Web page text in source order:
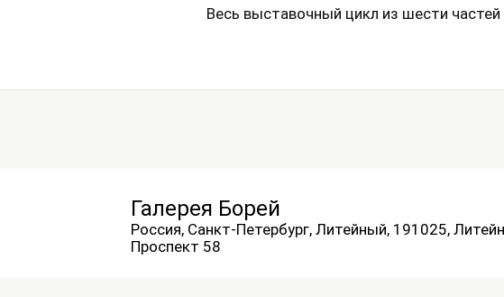
Весь выставочный цикл из шести
Галерея Борей
Россия, Санкт-Петербург, Литейный, 191025,
Проспект 58